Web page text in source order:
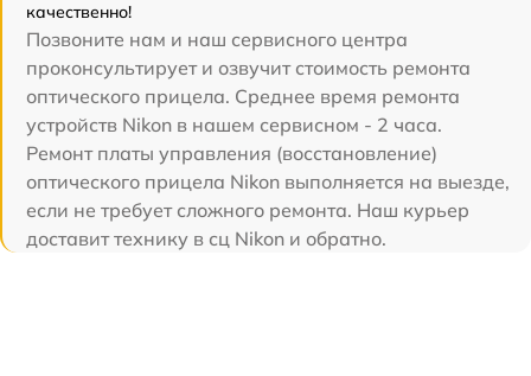
качественно!
Позвоните нам и наш сервисного центра
проконсультирует и озвучит стоимость ремонта
оптического прицела. Среднее время ремонта
устройств Nikon в нашем сервисном - 2 часа.
Ремонт платы управления (восстановление)
оптического прицела Nikon выполняется на выезде,
если не требует сложного ремонта. Наш курьер
доставит технику в сц Nikon и обратно.